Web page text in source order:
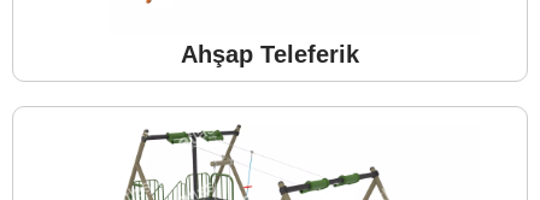
Ahşap Teleferik